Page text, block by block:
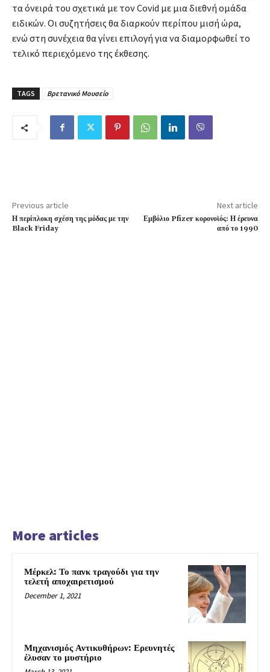
τα όνειρά του σχετικά με τον Covid με μια διεθνή ομάδα
ειδικών. Οι συζητήσεις θα διαρκούν περίπου μισή ώρα,
ενώ στη συνέχεια θα γίνει επιλογή για να διαμορφωθεί το
τελικό περιεχόμενο της έκθεσης.
TAGS Βρετανικό Μουσείο
Previous article
Η περίπλοκη σχέση της μόδας με την
Black Friday
Next article
Εμβόλιο Pfizer κορονοϊός: Η έρευνα
από το 1990
More articles
Μέρκελ: Το πανκ τραγούδι για την
τελετή αποχαιρετισμού
December 1, 2021
Μηχανισμός Αντικυθήρων: Ερευνητές
έλυσαν το μυστήριο